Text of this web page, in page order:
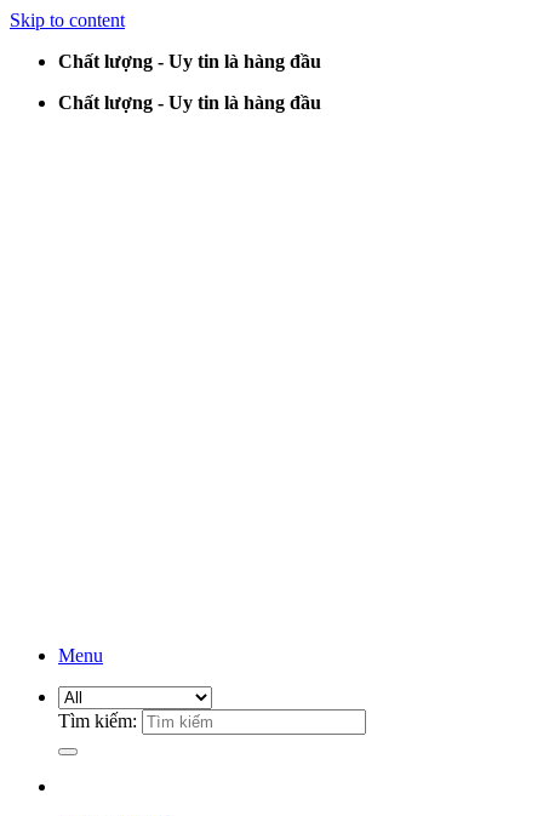
Skip to content
Chất lượng - Uy tin là hàng đầu
Chất lượng - Uy tin là hàng đầu
Menu
Tìm kiếm: